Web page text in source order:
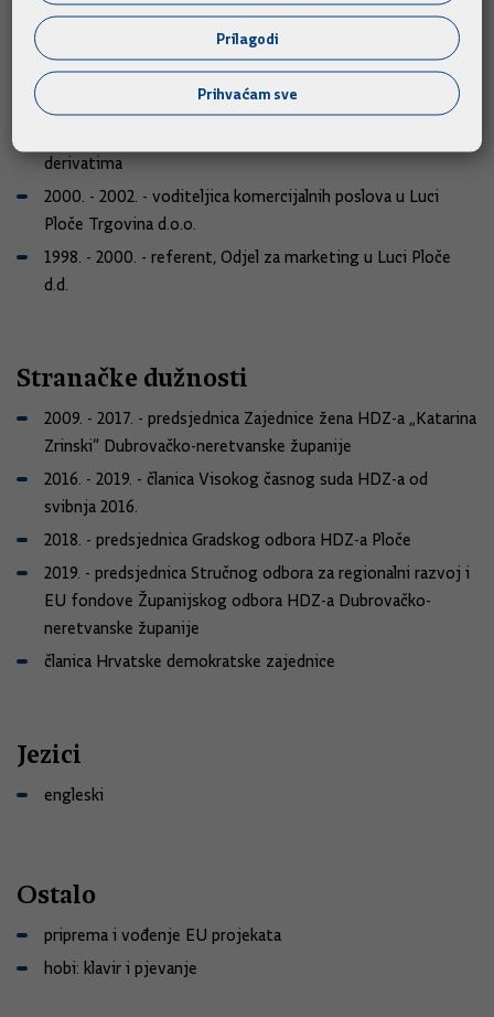
2004. - 2005. - Stručna savjetnica u Upravi za
međunarodnu ekonomsku suradnju, Ministarstvo vanjskih
poslova i europskih integracija
2002. - 2004. - rukovoditeljica komercijalnih i financijskih
derivatima
2000. - 2002. - voditeljica komercijalnih poslova u Luci
Ploče Trgovina d.o.o.
1998. - 2000. - referent, Odjel za marketing u Luci Ploče
d.d.
Stranačke dužnosti
2009. - 2017. - predsjednica Zajednice žena HDZ-a „Katarina
Zrinski“ Dubrovačko-neretvanske županije
2016. - 2019. - članica Visokog časnog suda HDZ-a od
svibnja 2016.
2018. - predsjednica Gradskog odbora HDZ-a Ploče
2019. - predsjednica Stručnog odbora za regionalni razvoj i
EU fondove Županijskog odbora HDZ-a Dubrovačko-
neretvanske županije
članica Hrvatske demokratske zajednice
Jezici
engleski
Ostalo
priprema i vođenje EU projekata
hobi: klavir i pjevanje
Prilagodi
Prihvaćam sve